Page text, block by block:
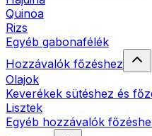
Quinoa
Rizs
Egyéb gabonafélék
Hozzávalók főzéshez
Olajok
Keverékek sütéshez és
Lisztek
Egyéb hozzávalók